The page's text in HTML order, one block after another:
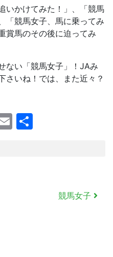
いかけてみた！」、「競馬
「競馬女子、馬に乗ってみ
賞馬のその後に迫ってみ
ない「競馬女子」！JAみ
さいね！では、また近々？
Email
競馬女子